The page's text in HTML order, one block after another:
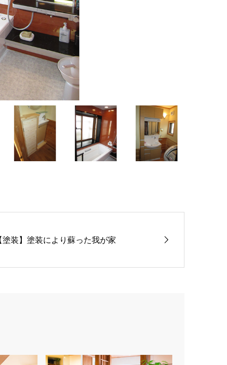
塗装】塗装により蘇った我が家